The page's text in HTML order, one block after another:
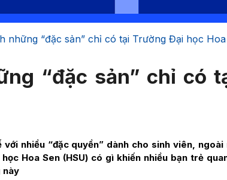
những “đặc sản” chỉ có tại Trường Đại học
“đặc sản” chỉ có
nhiều “đặc quyền” dành cho sinh viên,
Hoa Sen (HSU) có gì khiến nhiều bạn trẻ
này